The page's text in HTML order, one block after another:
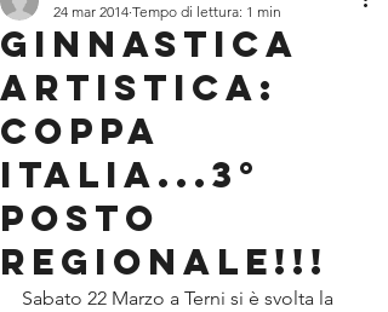
GINNASTICA
ARTISTICA:
COPPA
ITALIA...3°
POSTO
REGIONALE!!!
24 mar 2014 Tempo di lettura: 1 min
Sabato 22 Marzo a Terni si è svolta la